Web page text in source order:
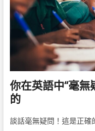
你在英語中“毫無
的
談話毫無疑問！這是正確